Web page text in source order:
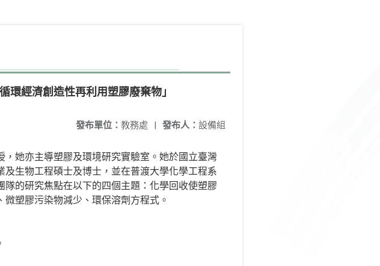
經濟創造性再利用塑膠廢棄物」
發布人： 設備組
發布單位： 教務處 |
她亦主導塑膠及環境研究實驗室。她於國立臺灣
生物工程碩士及博士，並在普渡大學化學工程系
的研究焦點在以下的四個主題：化學回收使塑膠
塑膠污染物減少、環保溶劑方程式。